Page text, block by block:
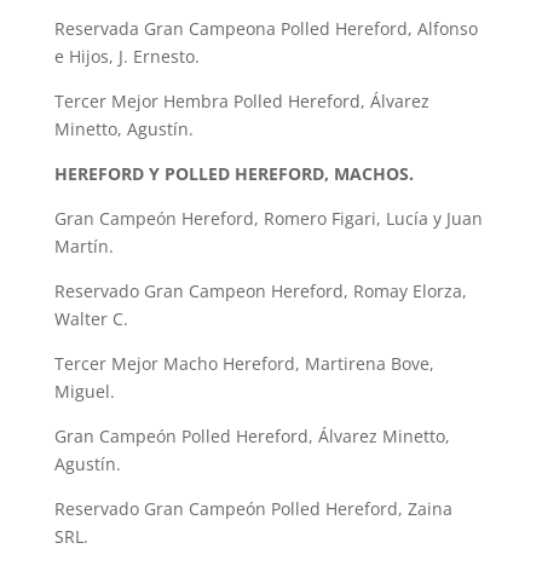
Reservada Gran Campeona Polled Hereford, Alfonso
e Hijos, J. Ernesto.
Tercer Mejor Hembra Polled Hereford, Álvarez
Minetto, Agustín.
HEREFORD Y POLLED HEREFORD, MACHOS.
Gran Campeón Hereford, Romero Figari, Lucía y Juan
Martín.
Reservado Gran Campeon Hereford, Romay Elorza,
Walter C.
Tercer Mejor Macho Hereford, Martirena Bove,
Miguel.
Gran Campeón Polled Hereford, Álvarez Minetto,
Agustín.
Reservado Gran Campeón Polled Hereford, Zaina
SRL.